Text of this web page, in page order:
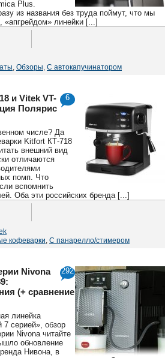
Plus.
из названия без труда поймут, что мы
линейки [...]
Обзоры С автокапучинатором
6
и Vitek VT-
Полярис
числе? Да
Kitfort КТ-718
внешний вид
отличаются
помп. Что
вспомнить
Оба эти российских бренда [...]
кофеварки С панарелло/стимером
292
Nivona
(+ сравнение
линейка
7 серией», обзор
Nivona читайте
обновление
Нивона, в